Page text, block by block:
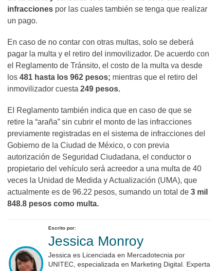
infracciones por las cuales también se tenga que realizar
un pago.
En caso de no contar con otras multas, solo se deberá
pagar la multa y el retiro del inmovilizador. De acuerdo con
el Reglamento de Tránsito, el costo de la multa va desde
los 481 hasta los 962 pesos; mientras que el retiro del
inmovilizador cuesta 249 pesos.
El Reglamento también indica que en caso de que se
retire la “araña” sin cubrir el monto de las infracciones
previamente registradas en el sistema de infracciones del
Gobierno de la Ciudad de México, o con previa
autorización de Seguridad Ciudadana, el conductor o
propietario del vehículo será acreedor a una multa de 40
veces la Unidad de Medida y Actualización (UMA), que
actualmente es de 96.22 pesos, sumando un total de 3 mil
848.8 pesos como multa.
Escrito por:
Jessica Monroy
Jessica es Licenciada en Mercadotecnia por
UNITEC, especializada en Marketing Digital. Experta